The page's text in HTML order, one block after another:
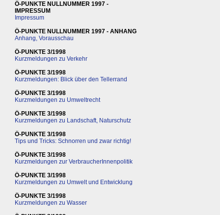
Ö-PUNKTE NULLNUMMER 1997 -
IMPRESSUM
Impressum
Ö-PUNKTE NULLNUMMER 1997 - ANHANG
Anhang, Vorausschau
Ö-PUNKTE 3/1998
Kurzmeldungen zu Verkehr
Ö-PUNKTE 3/1998
Kurzmeldungen: Blick über den Tellerrand
Ö-PUNKTE 3/1998
Kurzmeldungen zu Umweltrecht
Ö-PUNKTE 3/1998
Kurzmeldungen zu Landschaft, Naturschutz
Ö-PUNKTE 3/1998
Tips und Tricks: Schnorren und zwar richtig!
Ö-PUNKTE 3/1998
Kurzmeldungen zur VerbraucherInnenpolitik
Ö-PUNKTE 3/1998
Kurzmeldungen zu Umwelt und Entwicklung
Ö-PUNKTE 3/1998
Kurzmeldungen zu Wasser